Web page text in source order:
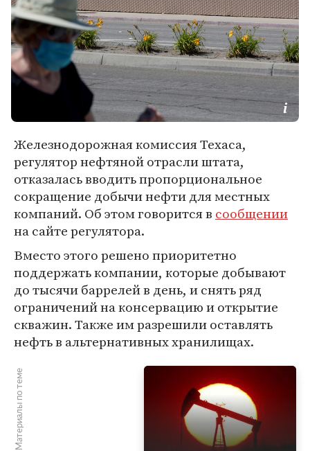
Железнодорожная комиссия Техаса,
регулятор нефтяной отрасли штата,
отказалась вводить пропорциональное
сокращение добычи нефти для местных
компаний. Об этом говорится в сообщении
на сайте регулятора.
Вместо этого решено приоритетно
поддержать компании, которые добывают
до тысячи баррелей в день, и снять ряд
ограничений на консервацию и открытие
скважин. Также им разрешили оставлять
нефть в альтернативных хранилищах.
Материалы по теме